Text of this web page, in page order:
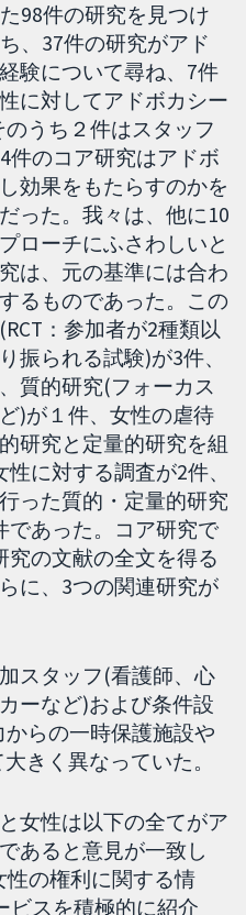
98件の研究を見つけ
、37件の研究がアド
験について尋ね、7件
に対してアドボカシー
うち２件はスタッフ
件のコア研究はアドボ
効果をもたらすのかを
った。我々は、他に10
ローチにふさわしいと
は、元の基準には合わ
るものであった。この
：参加者が2種類以
振られる試験)が3件、
質的研究(フォーカス
)が１件、女性の虐待
研究と定量的研究を組
に対する調査が2件、
った質的・定量的研究
であった。コア研究で
究の文献の全文を得る
に、3つの関連研究が
スタッフ(看護師、心
ーなど)および条件設
らの一時保護施設や
きく異なっていた。
女性は以下の全てがア
あると意見が一致し
の権利に関する情
スを積極的に紹介